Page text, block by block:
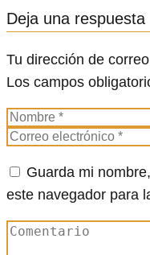
Deja una respuesta
Tu dirección de
Los campos
Guarda mi
este navegador para